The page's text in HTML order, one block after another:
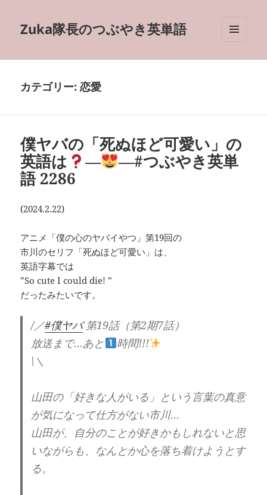
Zuka隊長のつぶやき英単語
ーとウ
カテゴリー:恋愛
僕ヤバの「死ぬほど可愛い」の
英語は
―
―#つぶやき英単
語 2286
(2024.2.22)
アニメ「僕の心のヤバイやつ」第19回の
市川のセリフ「死ぬほど可愛い」は、
英語字幕では
”So cute I could die! ”
だったみたいです。
/／#僕ヤバ第19話（第2期7話）
放送まで…あと
時間!!!
\＼
山田の「好きな人がいる」という言葉の真意
が気になって仕方がない市川…
山田が、自分のことが好きかもしれないと思
いながらも、なんとか心を落ち着けようとす
る。